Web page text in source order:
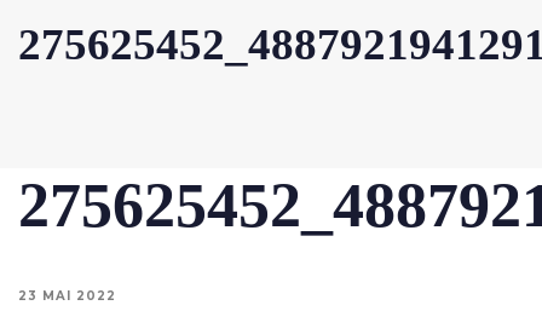
23 MAI 2022